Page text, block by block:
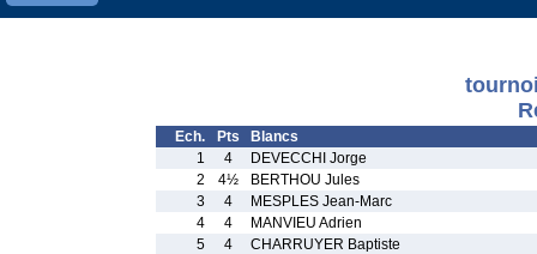
Ech. Pts
Blancs
1
4
DEVECCHI Jorge
2
4½
BERTHOU Jules
3
4
MESPLES Jean-Marc
4
4
MANVIEU Adrien
5
4
CHARRUYER Baptiste